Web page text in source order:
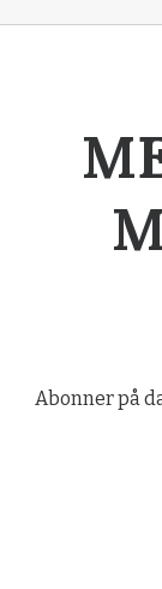
Abonner på